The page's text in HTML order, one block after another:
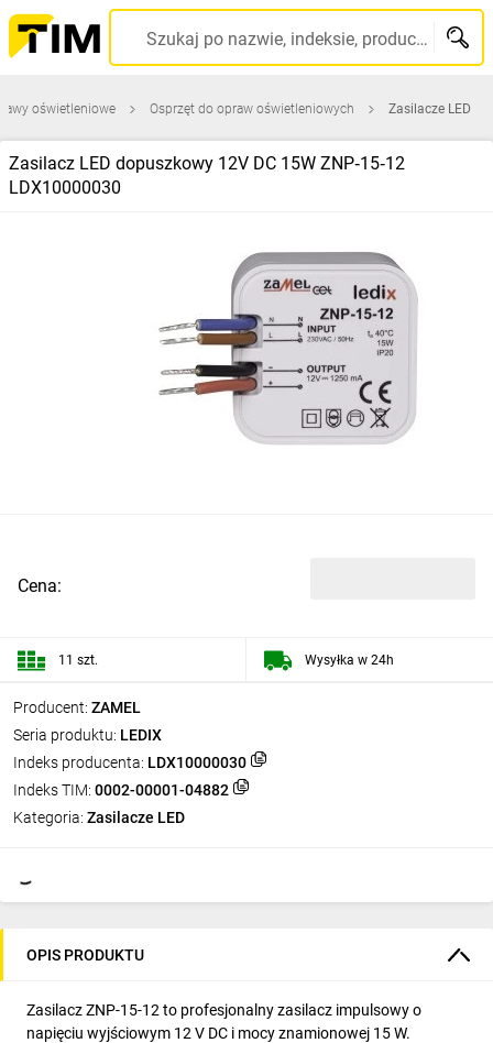
Szukaj po nazwie, indeksie, producencie, kodzie kreskowym...
oświetleniowe Osprzęt do opraw oświetleniowych Zasilacze LED
Zasilacz LED dopuszkowy 12V DC 15W ZNP‑15‑12
LDX10000030
Producent: ZAMEL
Seria produktu: LEDIX
Indeks producenta: LDX10000030
Indeks TIM: 0002-00001-04882
Kategoria: Zasilacze LED
Cena:
11 szt. Wysyłka w 24h
OPIS PRODUKTU
Zasilacz ZNP-15-12 to profesjonalny zasilacz impulsowy o
napięciu wyjściowym 12 V DC i mocy znamionowej 15 W.